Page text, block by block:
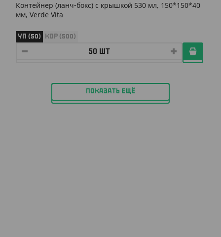
Контейнер (ланч-бокс) с крышкой 530 мл, 150*150*40
мм, Verde Vita
УП (50) КОР (500)
ПОКАЗАТЬ ЕЩЁ